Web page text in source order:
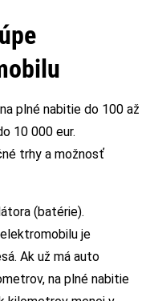
plné nabitie do 100 až
10 000 eur.
trhy a možnosť
(batérie).
je
Ak už má auto
na plné nabitie